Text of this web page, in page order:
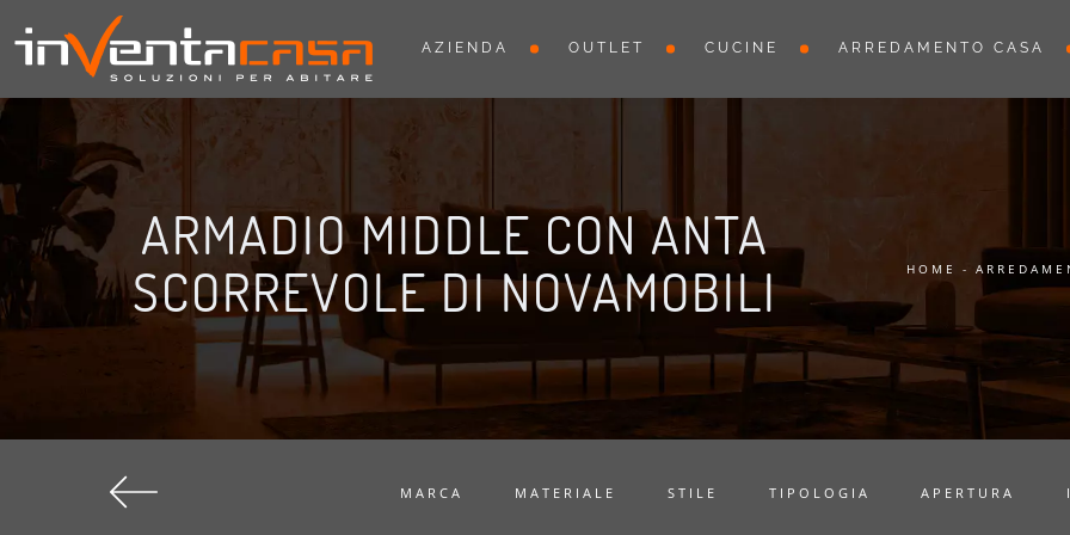
AZIENDA OUTLET CUCINE ARREDAMENTO CASA
ARMADIO MIDDLE CON ANTA
SCORREVOLE DI NOVAMOBILI
HOME -
MARCA MATERIALE STILE TIPOLOGIA APERTURA